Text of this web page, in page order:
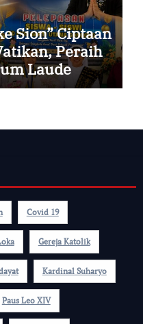
Sion” Ciptaan
Peraih
Laude
Covid 19
Gereja Katolik
Kardinal Suharyo
Paus Leo XIV